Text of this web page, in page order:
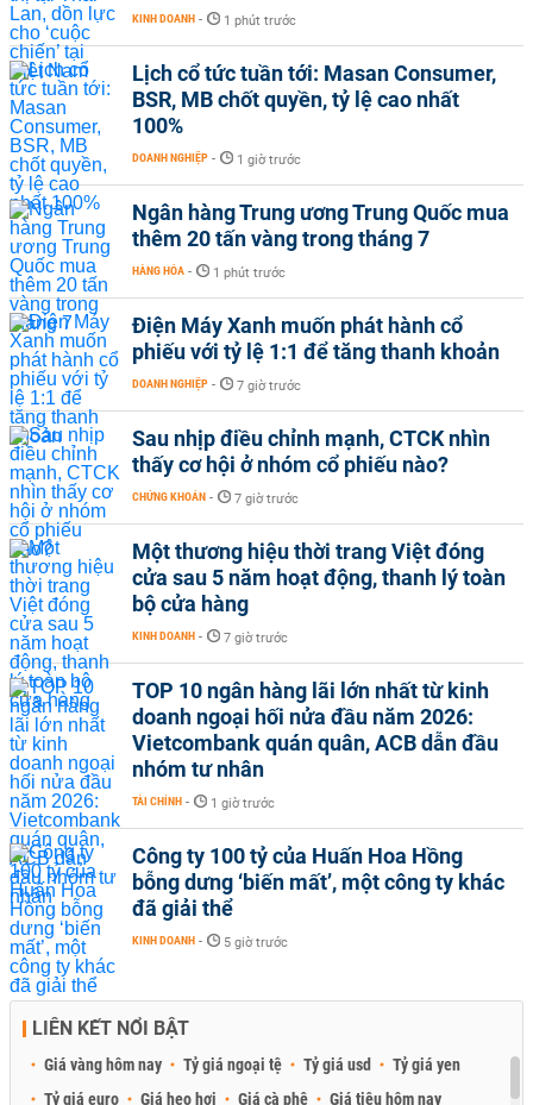
KINH DOANH - 1 phút trước
Lịch cổ tức tuần tới: Masan Consumer,
BSR, MB chốt quyền, tỷ lệ cao nhất
100%
DOANH NGHIỆP - 1 giờ trước
Ngân hàng Trung ương Trung Quốc mua
thêm 20 tấn vàng trong tháng 7
HÀNG HÓA - 1 phút trước
Điện Máy Xanh muốn phát hành cổ
phiếu với tỷ lệ 1:1 để tăng thanh khoản
DOANH NGHIỆP - 7 giờ trước
Sau nhịp điều chỉnh mạnh, CTCK nhìn
thấy cơ hội ở nhóm cổ phiếu nào?
CHỨNG KHOÁN - 7 giờ trước
Một thương hiệu thời trang Việt đóng
cửa sau 5 năm hoạt động, thanh lý toàn
bộ cửa hàng
KINH DOANH - 7 giờ trước
TOP 10 ngân hàng lãi lớn nhất từ kinh
doanh ngoại hối nửa đầu năm 2026:
Vietcombank quán quân, ACB dẫn đầu
nhóm tư nhân
TÀI CHÍNH - 1 giờ trước
Công ty 100 tỷ của Huấn Hoa Hồng
bỗng dưng ‘biến mất’, một công ty khác
đã giải thể
KINH DOANH - 5 giờ trước
LIÊN KẾT NỔI BẬT
Giá vàng hôm nay Tỷ giá ngoại tệ Tỷ giá usd
Tỷ giá yen
Tỷ giá euro
Giá heo hơi Giá cà phê Giá tiêu hôm nay